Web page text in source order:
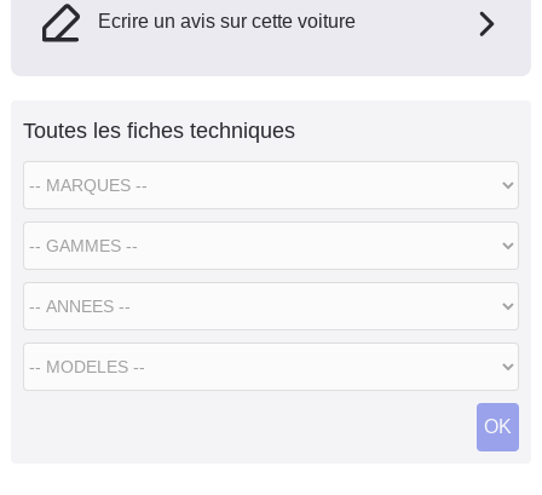
Ecrire un avis sur cette voiture
Toutes les fiches techniques